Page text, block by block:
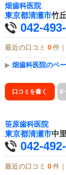
畑歯科医院
東京都清瀬市竹
042-
最近の口コミ 0 件
▶ 畑歯科医院のペ
口コミを書く ネ
笹原歯科医院
東京都清瀬市中
042-
最近の口コミ 0 件